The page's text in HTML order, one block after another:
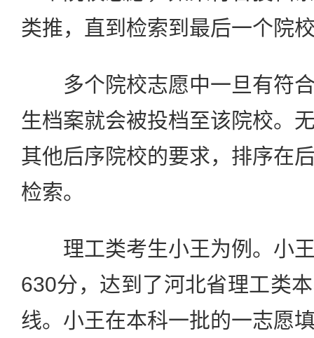
类推，直到检索到最后一个院
多个院校志愿中一旦有符合
生档案就会被投档至该院校。
其他后序院校的要求，排序在
检索。
理工类考生小王为例。小王
630分，达到了河北省理工类
线。小王在本科一批的一志愿